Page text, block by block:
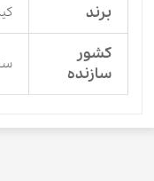
برند
کشور
سازنده